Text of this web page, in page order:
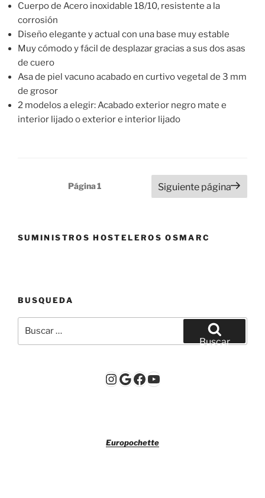
Cuerpo de Acero inoxidable 18/10, resistente a la
corrosión
Diseño elegante y actual con una base muy estable
Muy cómodo y fácil de desplazar gracias a sus dos asas
de cuero
Asa de piel vacuno acabado en curtivo vegetal de 3 mm
de grosor
2 modelos a elegir: Acabado exterior negro mate e
interior lijado o exterior e interior lijado
PaginaciónPágina1 Siguiente página
SUMINISTROS HOSTELEROS OSMARC
BUSQUEDA
por:
Buscar
Instagram
Google
Facebook
YouTube
Europochette